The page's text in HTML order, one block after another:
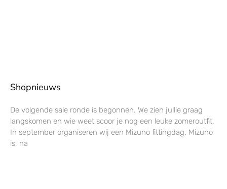
Shopnieuws
De volgende sale ronde is begonnen. We zien jullie graag
langskomen en wie weet scoor je nog een leuke zomeroutfit.
In september organiseren wij een Mizuno fittingdag. Mizuno
is, na